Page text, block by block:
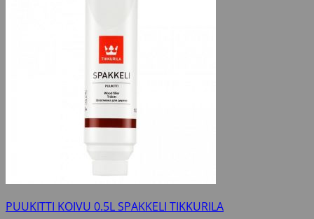
PUUKITTI KOIVU 0.5L SPAKKELI TIKKURILA